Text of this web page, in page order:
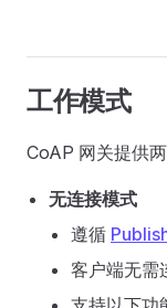
工作模式
CoAP 网关提供
无连接模式
遵循
客户端无需